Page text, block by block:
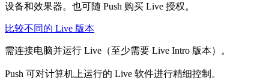
设备和效果器。也可随 Push 购买 Live 授权。
比较不同的 Live 版本
需连接电脑并运行 Live（至少需要 Live Intro 版本）。
Push 可对计算机上运行的 Live 软件进行精细控制。